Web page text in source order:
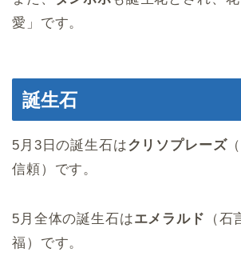
愛」です。
誕生石
5月3日の誕生石はクリソプレーズ
信頼）です。
5月全体の誕生石はエメラルド （
福）です。